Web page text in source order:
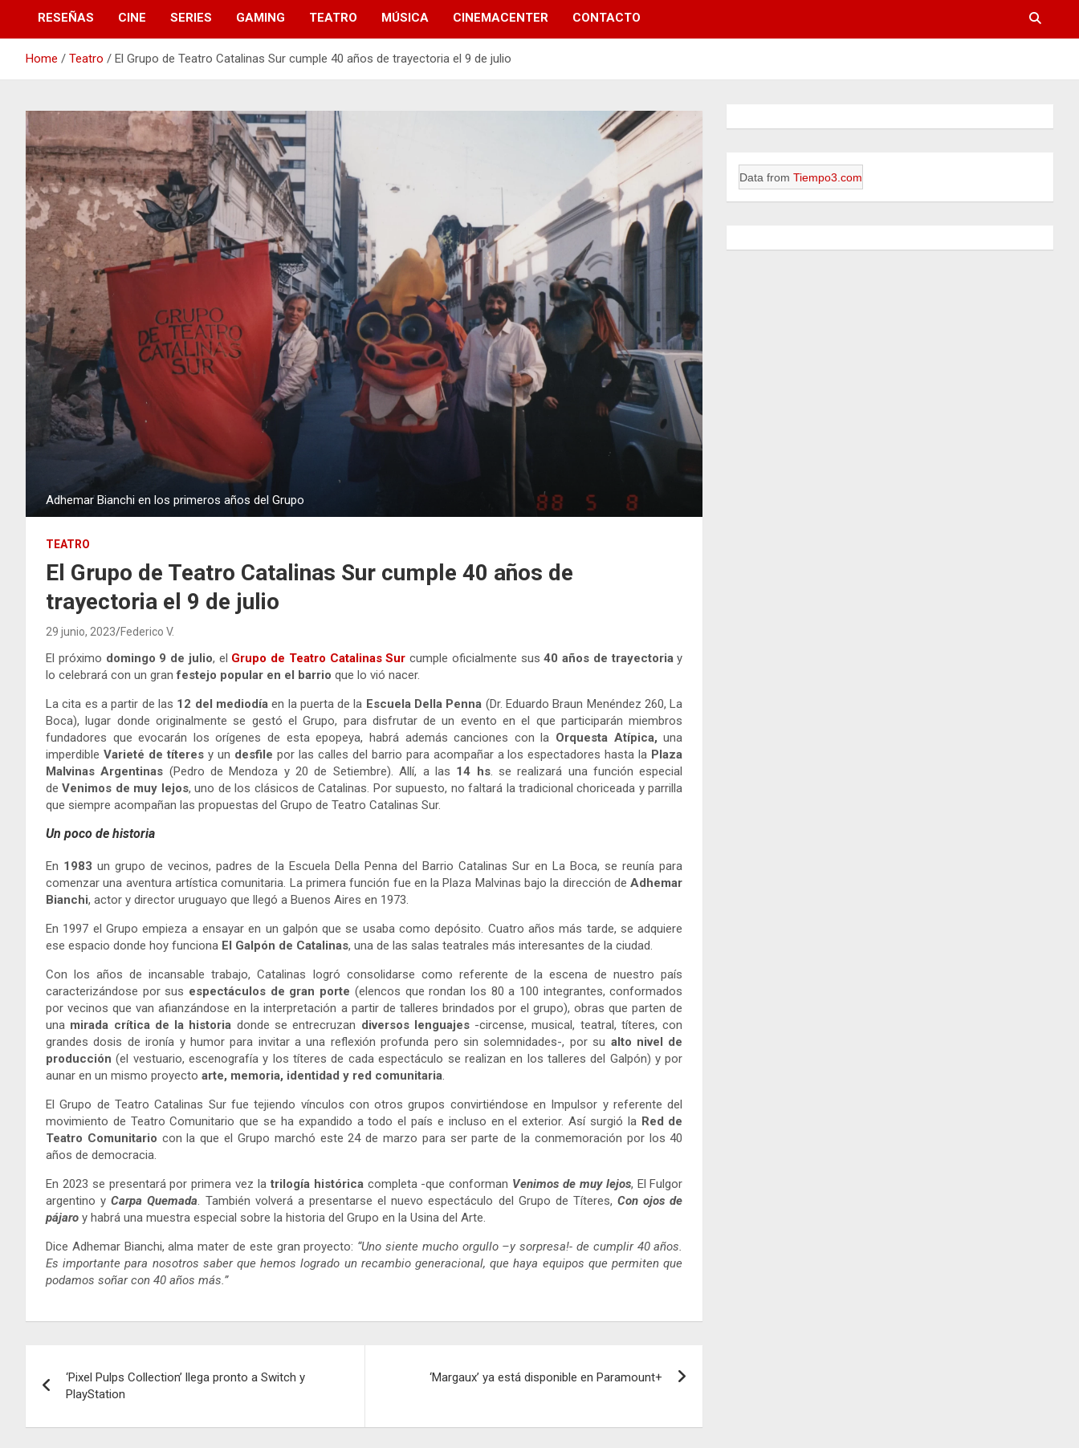
RESEÑAS CINE SERIES GAMING TEATRO MÚSICA CINEMACENTER CONTACTO
Home Teatro El Grupo de Teatro Catalinas Sur cumple 40 años de trayectoria el 9 de julio
Adhemar Bianchi en los primeros años del Grupo
TEATRO
El Grupo de Teatro Catalinas Sur cumple 40 años de
trayectoria el 9 de julio
29 junio, 2023 Federico V.
El próximo domingo 9 de julio, el Grupo de Teatro Catalinas Sur cumple oficialmente sus40 años de trayectoriay
lo celebrará con un gran festejo popular en el barrio que lo vió nacer.
La cita es a partir de las 12 del mediodíaen la puerta de la Escuela Della Penna (Dr. Eduardo Braun Menéndez 260, La
Boca), lugar donde originalmente se gestó el Grupo, para disfrutar de un evento en el que participarán miembros
fundadores que evocarán los orígenes de esta epopeya, habrá además canciones con la Orquesta Atípica, una
imperdible Varieté de títeres y un desfile por las calles del barrio para acompañar a los espectadores hasta la Plaza
Malvinas Argentinas (Pedro de Mendoza y 20 de Setiembre). Allí, a las 14 hs. se realizará una función especial
deVenimos de muy lejos, uno de los clásicos de Catalinas. Por supuesto, no faltará la tradicional choriceada y parrilla
que siempre acompañan las propuestas del Grupo de Teatro Catalinas Sur.
Un poco de historia
En 1983 un grupo de vecinos, padres de la Escuela Della Penna del Barrio Catalinas Sur en La Boca, se reunía para
comenzar una aventura artística comunitaria. La primera función fue en la Plaza Malvinas bajo la dirección de Adhemar
Bianchi, actor y director uruguayo que llegó a Buenos Aires en 1973.
En 1997 el Grupo empieza a ensayar en un galpón que se usaba como depósito. Cuatro años más tarde, se adquiere
ese espacio donde hoy funciona El Galpón de Catalinas, una de las salas teatrales más interesantes de la ciudad.
Con los años de incansable trabajo, Catalinas logró consolidarse como referente de la escena de nuestro país
caracterizándose por sus espectáculos de gran porte (elencos que rondan los 80 a 100 integrantes, conformados
por vecinos que van afianzándose en la interpretación a partir de talleres brindados por el grupo), obras que parten de
una mirada crítica de la historia donde se entrecruzan diversos lenguajes-circense, musical, teatral, títeres, con
grandes dosis de ironía y humor para invitar a una reflexión profunda pero sin solemnidades-, por su alto nivel de
producción(el vestuario, escenografía y los títeres de cada espectáculo se realizan en los talleres del Galpón) y por
aunar en un mismo proyecto arte, memoria, identidad y red comunitaria.
El Grupo de Teatro Catalinas Sur fue tejiendo vínculos con otros grupos convirtiéndose en Impulsor y referente del
movimiento de Teatro Comunitario que se ha expandido a todo el país e incluso en el exterior. Así surgió laRed de
Teatro Comunitario con la que el Grupo marchó este 24 de marzo para ser parte de la conmemoración por los 40
años de democracia.
En 2023 se presentará por primera vez latrilogía históricacompleta -que conforman Venimos de muy lejos, El Fulgor
argentino yCarpa Quemada. También volverá a presentarse el nuevo espectáculo del Grupo de Títeres,Con ojos de
pájaro y habrá una muestra especial sobre la historia del Grupo en la Usina del Arte.
Dice Adhemar Bianchi, alma mater de este gran proyecto: “Uno siente mucho orgullo –y sorpresa!- de cumplir 40 años.
Es importante para nosotros saber que hemos logrado un recambio generacional, que haya equipos que permiten que
podamos soñar con 40 años más.”
de
entradas
‘Pixel Pulps Collection’ llega pronto a Switch y
PlayStation
‘Margaux’ ya está disponible en Paramount+
Data fromTiempo3.com